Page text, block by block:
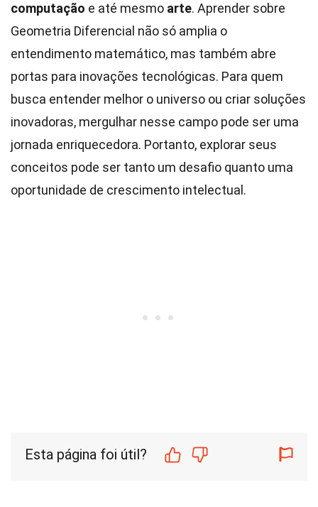
computação e até mesmo arte. Aprender sobre
Geometria Diferencial não só amplia o
entendimento matemático, mas também abre
portas para inovações tecnológicas. Para quem
busca entender melhor o universo ou criar soluções
inovadoras, mergulhar nesse campo pode ser uma
jornada enriquecedora. Portanto, explorar seus
conceitos pode ser tanto um desafio quanto uma
oportunidade de crescimento intelectual.
Esta página foi útil?